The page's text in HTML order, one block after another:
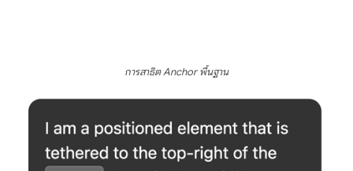
การสาธิต Anchor พื้นฐาน